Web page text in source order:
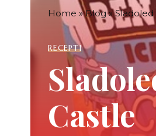
Home »Blog»Sladoled
RECEPTI
Castle